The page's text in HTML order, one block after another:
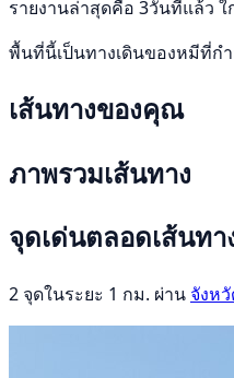
รายงานล่าสุดคือ 3วันที่แล้ว
พื้นที่นี้เป็นทางเดินของหมีที่ก
เส้นทางของคุณ
ภาพรวมเส้นทาง
จุดเด่นตลอดเส้นทา
2 จุดในระยะ 1 กม. ผ่าน จังห